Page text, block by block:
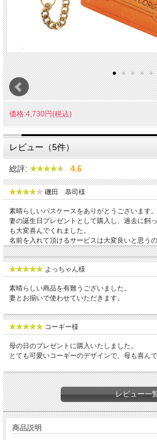
価格:4,730円(税込)
レビュー（5件）
総評: 4.6
磯田 恭司様
素晴らしいパスケースをありがとうございます。
妻の誕生日プレゼントとして購入し、過去に飼
も大変喜んでくれました。
名前を入れて頂けるサービスは大変良いと思う
よっちゃん様
素晴らしい商品を有難うございました。
妻とお揃いで使わせていただきます。
コーギー様
母の日のプレゼントに購入いたしました。
とても可愛いコーギーのデザインで、母も喜んで
レビュー一
商品説明